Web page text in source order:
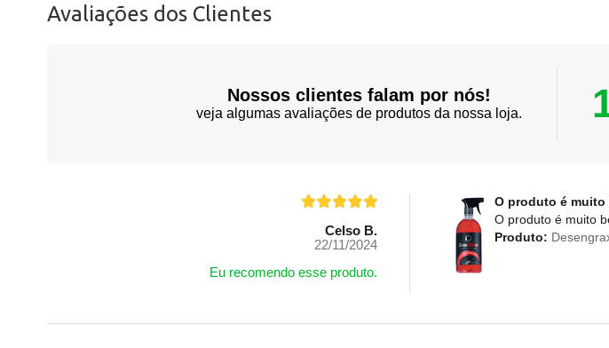
Avaliações dos Clientes
Nossos clientes falam por nós!
veja algumas avaliações de produtos da nossa loja.
Celso B.
22/11/2024
Eu recomendo esse produto.
O produto é muito
O produto é muito
Produto: